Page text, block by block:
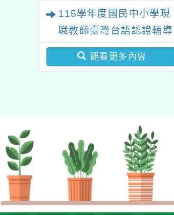
組G-4-6『健康學一下』
澳洲塔斯馬尼亞大學參訪
115學年度國民中小學現
職教師臺灣台語認證輔導
增能課程計畫
觀看更多內容
查計畫」
習